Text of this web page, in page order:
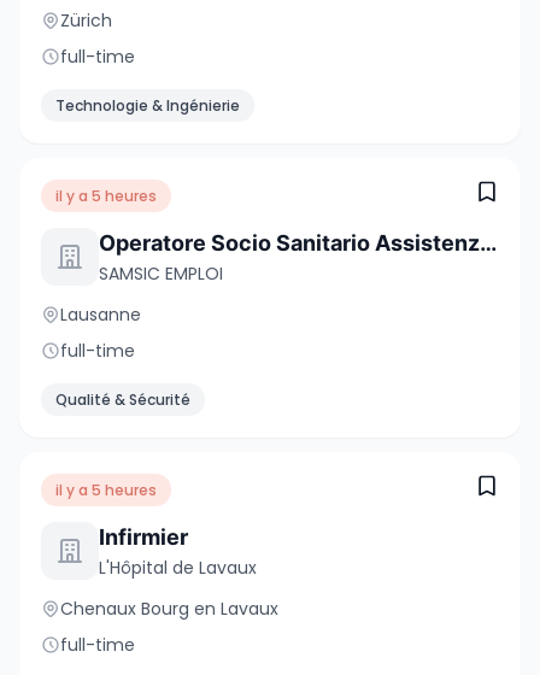
Zürich
full-time
Technologie & Ingénierie
il y a 5 heures
Operatore Socio Sanitario Assistenza Domiciliare
SAMSIC EMPLOI
Lausanne
full-time
Qualité & Sécurité
il y a 5 heures
Infirmier
L'Hôpital de Lavaux
Chenaux Bourg en Lavaux
full-time